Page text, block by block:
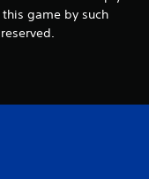
game by such